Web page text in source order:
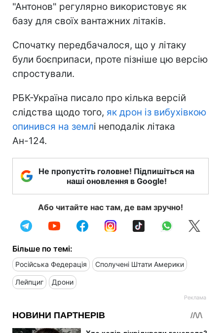
"Антонов" регулярно використовує як
базу для своїх вантажних літаків.
Спочатку передбачалося, що у літаку
були боєприпаси, проте пізніше цю версію
спростували.
РБК-Україна писало про кілька версій
слідства щодо того, як дрон із вибухівкою
опинився на землі неподалік літака
Ан-124.
Не пропустіть головне! Підпишіться на
наші оновлення в Google!
Або читайте нас там, де вам зручно!
Більше по темі:
Російська Федерація Сполучені Штати Америки
Лейпциг Дрони